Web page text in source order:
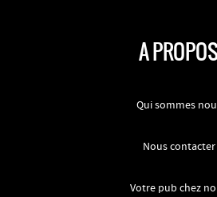
A
Qui sommes
Nous contacter
Votre pub chez